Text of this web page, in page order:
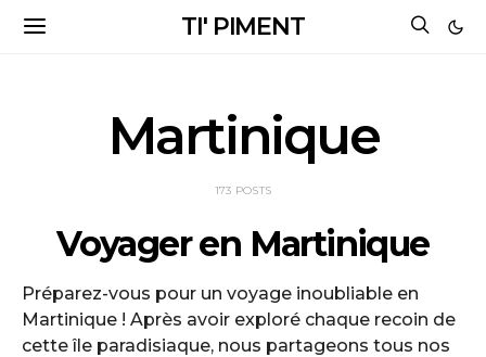
TI' PIMENT
Martinique
173 POSTS
Voyager en Martinique
Préparez-vous pour un voyage inoubliable en
Martinique ! Après avoir exploré chaque recoin de
cette île paradisiaque, nous partageons tous nos